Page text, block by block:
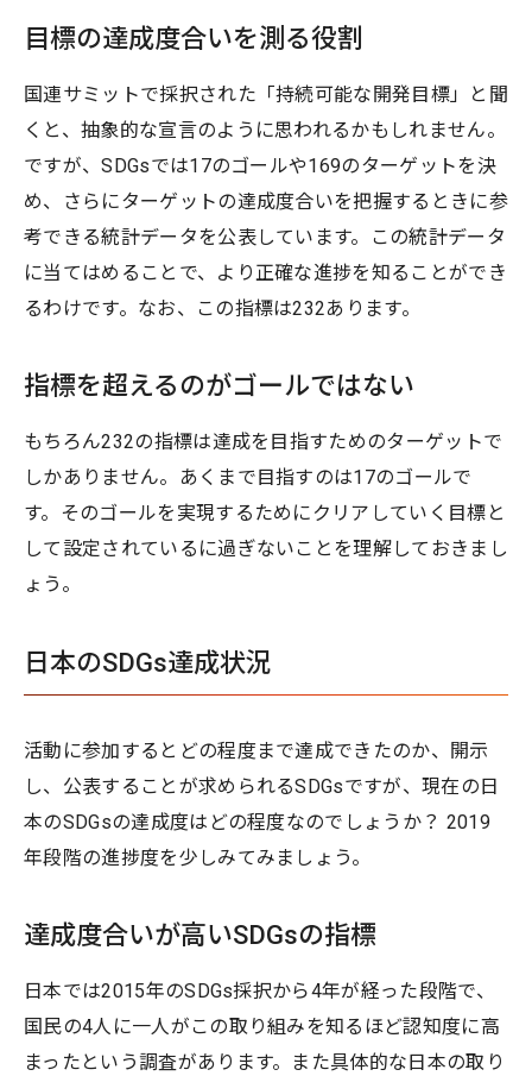
目標の達成度合いを測る役割
国連サミットで採択された「持続可能な開発目標」と聞
くと、抽象的な宣言のように思われるかもしれません。
ですが、SDGsでは17のゴールや169のターゲットを決
め、さらにターゲットの達成度合いを把握するときに参
考できる統計データを公表しています。この統計データ
に当てはめることで、より正確な進捗を知ることができ
るわけです。なお、この指標は232あります。
指標を超えるのがゴールではない
もちろん232の指標は達成を目指すためのターゲットで
しかありません。あくまで目指すのは17のゴールで
す。そのゴールを実現するためにクリアしていく目標と
して設定されているに過ぎないことを理解しておきまし
ょう。
日本のSDGs達成状況
活動に参加するとどの程度まで達成できたのか、開示
し、公表することが求められるSDGsですが、現在の日
本のSDGsの達成度はどの程度なのでしょうか？ 2019
年段階の進捗度を少しみてみましょう。
達成度合いが高いSDGsの指標
日本では2015年のSDGs採択から4年が経った段階で、
国民の4人に一人がこの取り組みを知るほど認知度に高
まったという調査があります。また具体的な日本の取り